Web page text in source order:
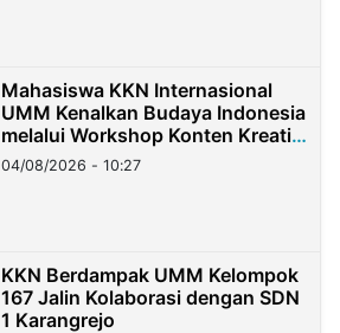
Mahasiswa KKN Internasional
UMM Kenalkan Budaya Indonesia
melalui Workshop Konten Kreatif
di Taiwan
04/08/2026 - 10:27
KKN Berdampak UMM Kelompok
167 Jalin Kolaborasi dengan SDN
1 Karangrejo